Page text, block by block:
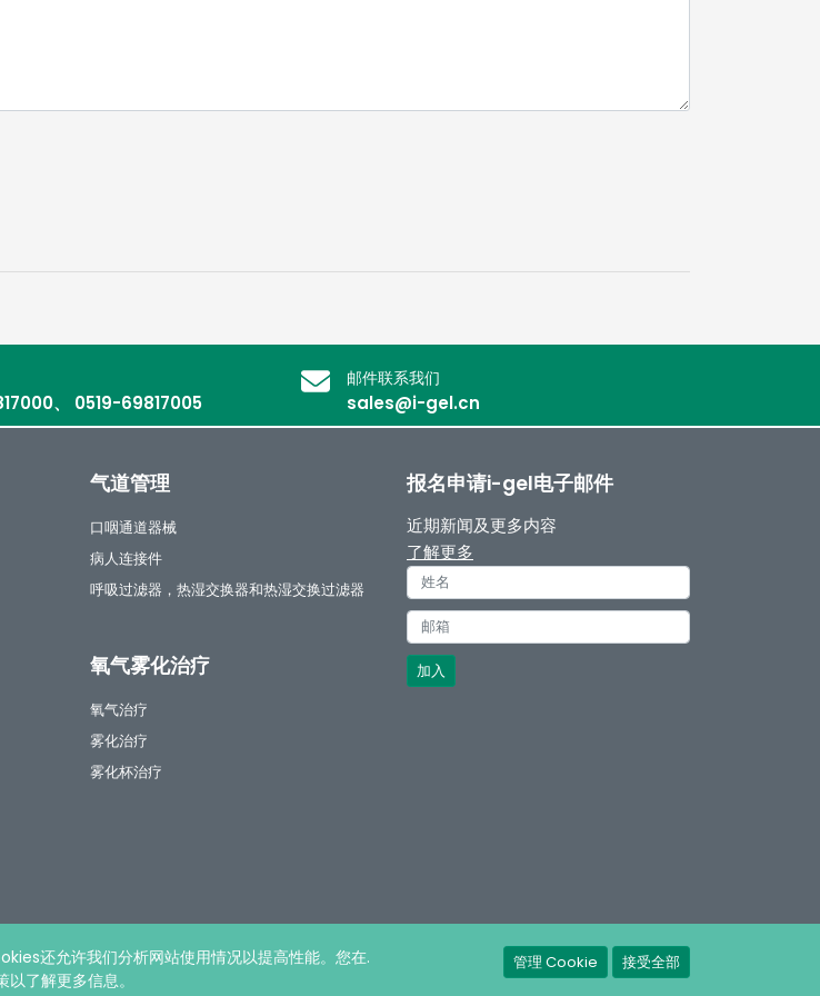
还允许我们分析网站使用情况以提高性能。您在.
了解更多信息。
管理 Cookie 接受全部
、 0519-69817005
邮件联系我们
sales@i-gel.cn
气道管理
口咽通道器械
病人连接件
呼吸过滤器，热湿交换器和热湿交换过滤器
氧气雾化治疗
氧气治疗
雾化治疗
雾化杯治疗
报名申请i-gel电子邮件
近期新闻及更多内容
了解更多